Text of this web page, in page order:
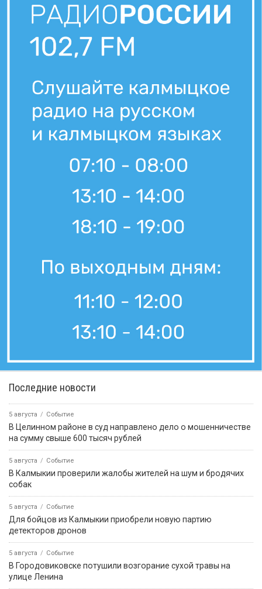
Последние новости
5 августа Событие
В Целинном районе в суд направлено дело о мошенничестве
на сумму свыше 600 тысяч рублей
5 августа Событие
В Калмыкии проверили жалобы жителей на шум и бродячих
собак
5 августа Событие
Для бойцов из Калмыкии приобрели новую партию
детекторов дронов
5 августа Событие
В Городовиковске потушили возгорание сухой травы на
улице Ленина